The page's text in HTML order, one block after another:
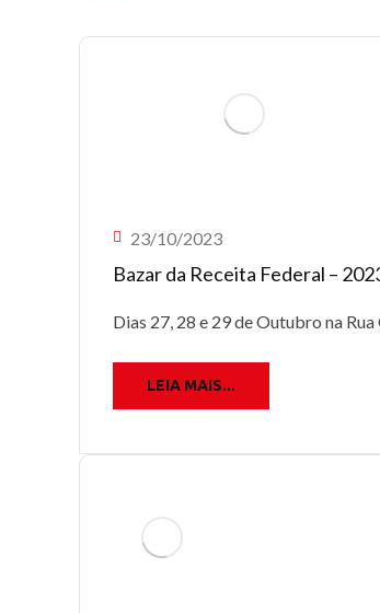
23/10/2023
Bazar da Receita Federal –
Dias 27, 28 e 29 de Outubro na
LEIA MAIS...